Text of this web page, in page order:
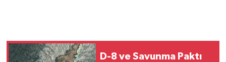
D-8 ve Savunma Paktı